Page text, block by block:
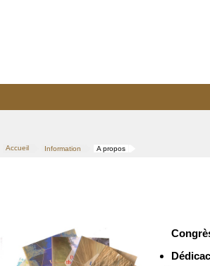
Accueil Information A propos